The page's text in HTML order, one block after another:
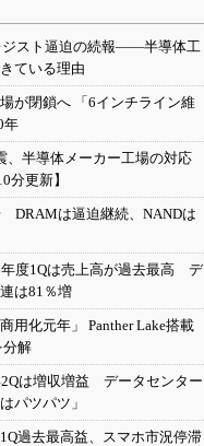
ジスト逼迫の続報――半導体工
ている理由
が閉鎖へ 「6インチライン維
年
、半導体メーカー工場の対応
分更新】
DRAMは逼迫継続、NANDは
度1Qは売上高が過去最高 デ
は81％増
用化元年」 Panther Lake搭載
分解
2Qは増収増益 データセンター
パツパツ」
過去最高益、スマホ市況停滞